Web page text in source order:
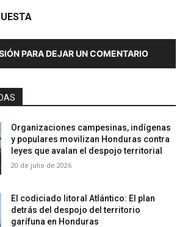
PARA DEJAR UN COMENTARIO
Organizaciones campesinas, indígenas
y populares movilizan Honduras contra
leyes que avalan el despojo territorial
20 de julio de 2026
El codiciado litoral Atlántico: El plan
detrás del despojo del territorio
garífuna en Honduras